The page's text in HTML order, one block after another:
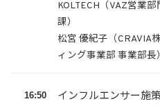
KOLTECH（VAZ営業
課）
松宮 優紀子（CRAVIA
ィング事業部 事業部長）
16:50 インフルエンサー施